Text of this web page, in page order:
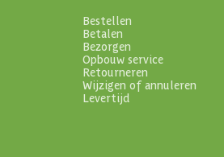
Bestellen
Betalen
Bezorgen
Opbouw service
Retourneren
Wijzigen of annuleren
Levertijd